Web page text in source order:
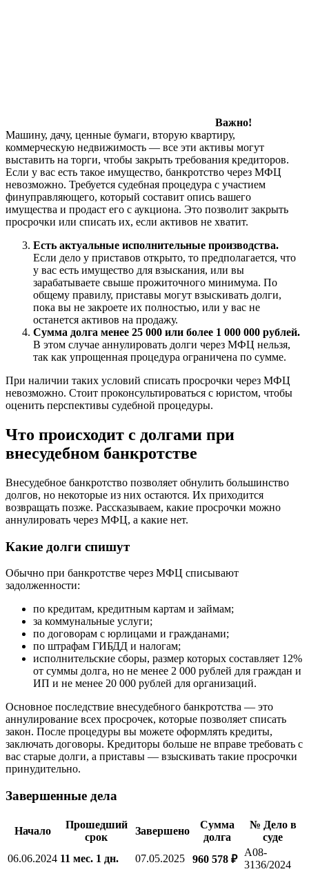
Важно!
Машину, дачу, ценные бумаги, вторую квартиру,
коммерческую недвижимость — все эти активы могут
выставить на торги, чтобы закрыть требования кредиторов.
Если у вас есть такое имущество, банкротство через МФЦ
невозможно. Требуется судебная процедура с участием
финуправляющего, который составит опись вашего
имущества и продаст его с аукциона. Это позволит закрыть
просрочки или списать их, если активов не хватит.
Есть актуальные исполнительные производства.
Если дело у приставов открыто, то предполагается, что
у вас есть имущество для взыскания, или вы
зарабатываете свыше прожиточного минимума. По
общему правилу, приставы могут взыскивать долги,
пока вы не закроете их полностью, или у вас не
останется активов на продажу.
Сумма долга менее 25 000 или более 1 000 000 рублей.
В этом случае аннулировать долги через МФЦ нельзя,
так как упрощенная процедура ограничена по сумме.
При наличии таких условий списать просрочки через МФЦ
невозможно. Стоит проконсультироваться с юристом, чтобы
оценить перспективы судебной процедуры.
Что происходит с долгами при
внесудебном банкротстве
Внесудебное банкротство позволяет обнулить большинство
долгов, но некоторые из них остаются. Их приходится
возвращать позже. Рассказываем, какие просрочки можно
аннулировать через МФЦ, а какие нет.
Какие долги спишут
Обычно при банкротстве через МФЦ списывают
задолженности:
по кредитам, кредитным картам и займам;
за коммунальные услуги;
по договорам с юрлицами и гражданами;
по штрафам ГИБДД и налогам;
исполнительские сборы, размер которых составляет 12%
от суммы долга, но не менее 2 000 рублей для граждан и
ИП и не менее 20 000 рублей для организаций.
Основное последствие внесудебного банкротства — это
аннулирование всех просрочек, которые позволяет списать
закон. После процедуры вы можете оформлять кредиты,
заключать договоры. Кредиторы больше не вправе требовать с
вас старые долги, а приставы — взыскивать такие просрочки
принудительно.
Завершенные дела
Начало
Прошедший
срок
Завершено
Сумма
долга
№ Дело в
суде
06.06.2024 11 мес. 1 дн. 07.05.2025 960 578 ₽
А08-
3136/2024